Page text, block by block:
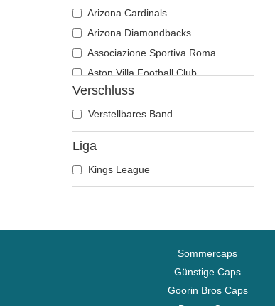
Arizona Cardinals
Arizona Diamondbacks
Associazione Sportiva Roma
Aston Villa Football Club
Atlanta Braves
Atlanta Falcons
Boston Bruins
Boston Celtics
Boston Red Sox
Chelsea Football Club
Chicago Blackhawks
Verschluss
Verstellbares Band
Liga
Kings League
Sommercaps
Günstige Caps
Goorin Bros Caps